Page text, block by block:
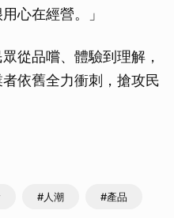
心在經營。」
從品嚐、體驗到理解，
依舊全力衝刺，搶攻民
#人潮 #產品